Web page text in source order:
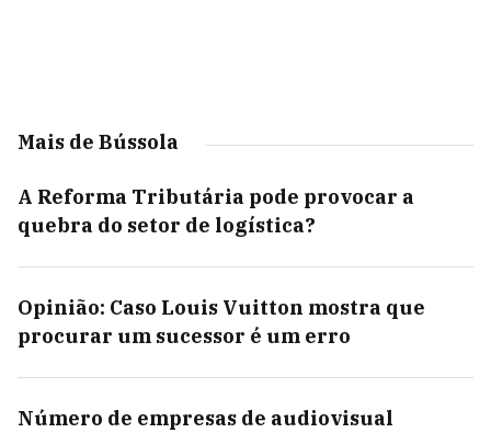
Mais de Bússola
A Reforma Tributária pode provocar a
quebra do setor de logística?
Opinião: Caso Louis Vuitton mostra que
procurar um sucessor é um erro
Número de empresas de audiovisual